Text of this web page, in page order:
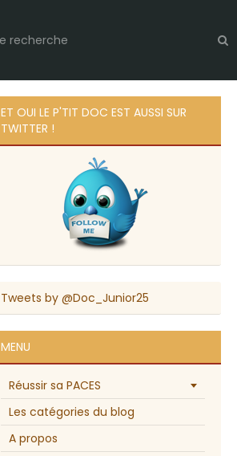
ET OUI LE P'TIT DOC EST AUSSI SUR
TWITTER !
Tweets by @Doc_Junior25
MENU
Réussir sa PACES
Les catégories du blog
A propos